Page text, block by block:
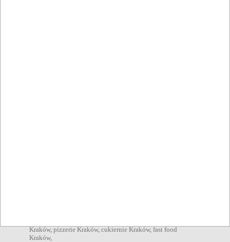
Kraków, pizzerie Kraków, cukiernie Kraków, fast food
Kraków,